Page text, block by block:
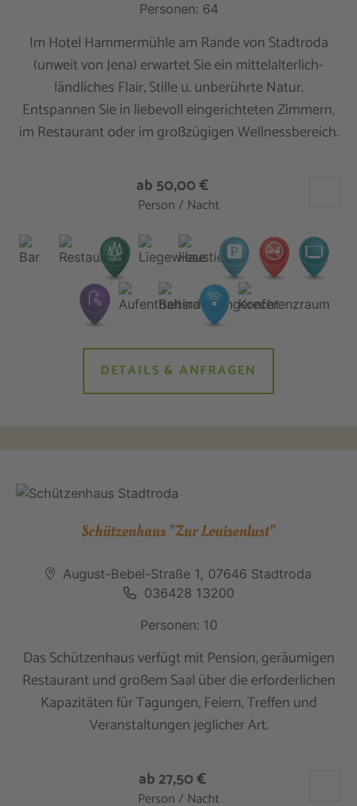
Personen: 64
Im Hotel Hammermühle am Rande von Stadtroda
(unweit von Jena) erwartet Sie ein mittelalterlich-
ländliches Flair, Stille u. unberührte Natur.
Entspannen Sie in liebevoll eingerichteten Zimmern,
im Restaurant oder im großzügigen Wellnessbereich.
ab 50,00 €
Person / Nacht
DETAILS & ANFRAGEN
Schützenhaus "Zur Louisenlust"
August-Bebel-Straße 1, 07646 Stadtroda
036428 13200
Personen: 10
Das Schützenhaus verfügt mit Pension, geräumigen
Restaurant und großem Saal über die erforderlichen
Kapazitäten für Tagungen, Feiern, Treffen und
Veranstaltungen jeglicher Art.
ab 27,50 €
Person / Nacht